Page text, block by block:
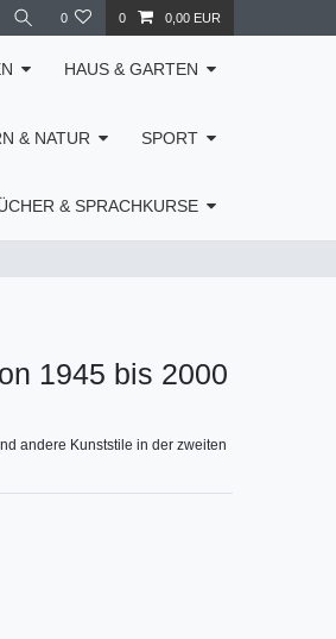
0 0 0,00 EUR
HAUS & GARTEN
& NATUR SPORT
& SPRACHKURSE
1945 bis 2000
andere Kunststile in der zweiten